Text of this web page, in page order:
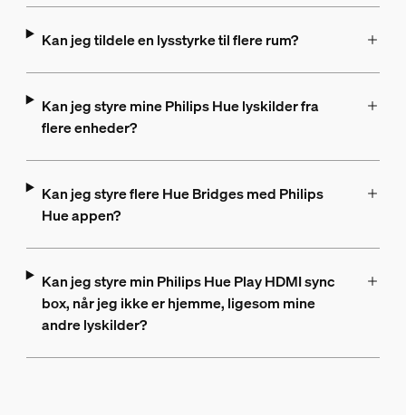
Kan jeg tildele en lysstyrke til flere rum?
Kan jeg styre mine Philips Hue lyskilder fra
flere enheder?
Kan jeg styre flere Hue Bridges med Philips
Hue appen?
Kan jeg styre min Philips Hue Play HDMI sync
box, når jeg ikke er hjemme, ligesom mine
andre lyskilder?